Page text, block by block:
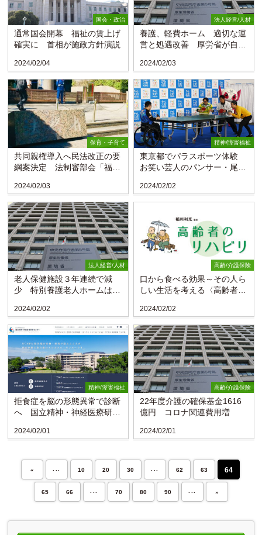
国会・政治
通常国会開幕 福祉の賃上げ
確実に 首相が施政方針演説
2024/02/04
法人経営/人材
養護、軽費ホーム 適切な運
営と処遇改善 厚労省が自治
2024/02/03
保育・子育て
共同親権導入へ民法改正の要
綱案決定 法制審部会「福祉
2024/02/03
精神/障害福祉
東京都でパラスポーツ体験
お笑い芸人のパンサー・尾形
2024/02/02
法人経営/人材
老人保健施設３年連続で減
少 特別養護老人ホームは
2024/02/02
高齢/介護保険
口から食べる効果～その人ら
しい生活を考える〈高齢者の
2024/02/02
精神/障害福祉
拒食症を脳の形態異常で診断
へ 国立精神・神経医療研究
2024/02/01
高齢/介護保険
22年度介護の確保基金1616
億円 コロナ関連費用増
2024/02/01
« 10 20 30 62 63 64
65 66 70 80 90 »